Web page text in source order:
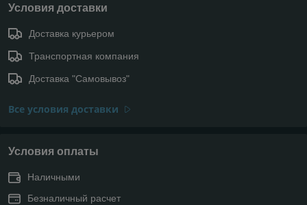
Условия доставки
Доставка курьером
Транспортная компания
Доставка "Самовывоз"
Все условия доставки
Условия оплаты
Наличными
Безналичный расчет